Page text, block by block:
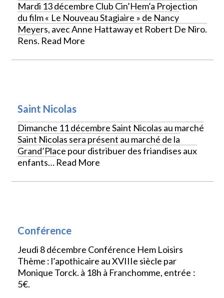
Mardi 13 décembre Club Cin’Hem’a Projection
du film « Le Nouveau Stagiaire » de Nancy
Meyers, avec Anne Hattaway et Robert De Niro.
Rens. Read More
Saint Nicolas
Dimanche 11 décembre Saint Nicolas au marché
Saint Nicolas sera présent au marché de la
Grand’Place pour distribuer des friandises aux
enfants… Read More
Conférence
Jeudi 8 décembre Conférence Hem Loisirs
Thème : l’apothicaire au XVIIIe siècle par
Monique Torck. à 18h à Franchomme, entrée :
5€.